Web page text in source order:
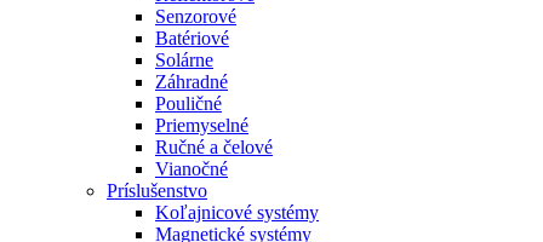
Senzorové
Batériové
Solárne
Záhradné
Pouličné
Priemyselné
Ručné a čelové
Vianočné
Príslušenstvo
Koľajnicové systémy
Magnetické systémy